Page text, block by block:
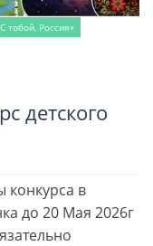
тобой, Россия»
детского
конкурса в
до 20 Мая 2026г